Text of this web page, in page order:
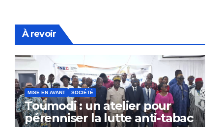
À revoir
MISE EN AVANT SOCIÉTÉ
Toumodi : un atelier pour
pérenniser la lutte anti-tabac